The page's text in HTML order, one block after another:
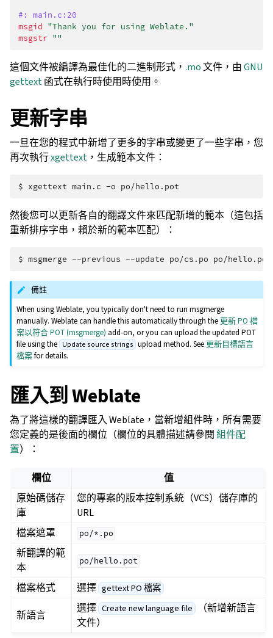
#: main.c:20
msgid "Thank you for using Weblate."
msgstr ""
這個文件被編譯為最佳化的二進制形式， .mo文件，由GNU
gettext函式在執行時使用時使用。
更新字串
一旦在您的程式中新增了更多的字串或變更了一些字串，您
再次執行xgettext ，生成範本文件：
$ xgettext main.c -o
然後您可以更新各自的翻譯文件來匹配新增的範本（這包括
重新排序字串，賴於新的範本匹配）：
$ msgmerge --previous --update po/cs.po
備註
When using Weblate, you typically don't need to run msgmerge
manually. Weblate can handle this automatically through the更新 PO 檔
案以符合 POT (msgmerge) add-on, or you can upload the updated POT
file using the Update source strings upload method. See更新目標語言
檔案for details.
匯入到 Weblate
為了將這樣的翻譯匯入 Weblate，當新增組件時，所有需要
您定義的是後面的欄位（欄位的具體描述請參閱 組件配
置）：
欄位
值
原始碼儲存
庫
您的專案的版本控制系統（VCS）儲存庫的
URL
檔案遮罩
po/*.po
新翻譯的範
本
po/hello.pot
檔案格式 選擇 gettext PO 檔案
新語言
選擇 Create new language file （新增新語言
文件）